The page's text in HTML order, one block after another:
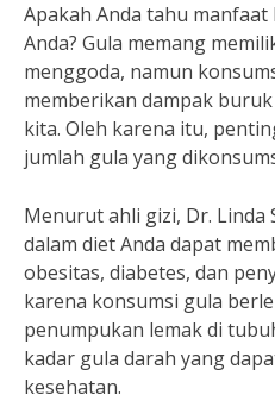
Apakah Anda tahu
Anda? Gula memang
menggoda, namun
memberikan dampak
kita. Oleh karena itu,
jumlah gula yang
Menurut ahli gizi, Dr. Linda
dalam diet Anda dapat
obesitas, diabetes, dan
karena konsumsi gula
penumpukan lemak di
kadar gula darah yang
kesehatan.